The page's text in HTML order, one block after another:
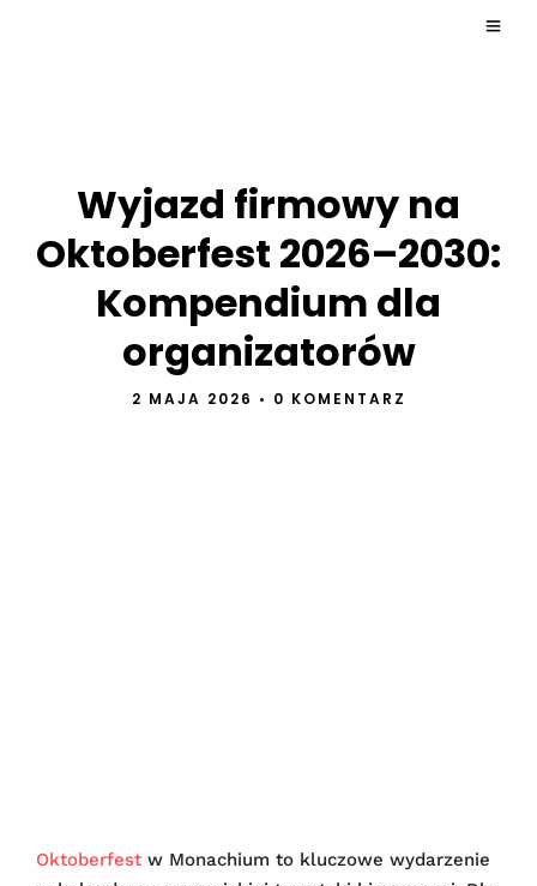
Wyjazd firmowy na
Oktoberfest 2026–2030:
Kompendium dla
organizatorów
2 MAJA 2026 • 0 KOMENTARZ
Oktoberfest w Monachium to kluczowe wydarzenie